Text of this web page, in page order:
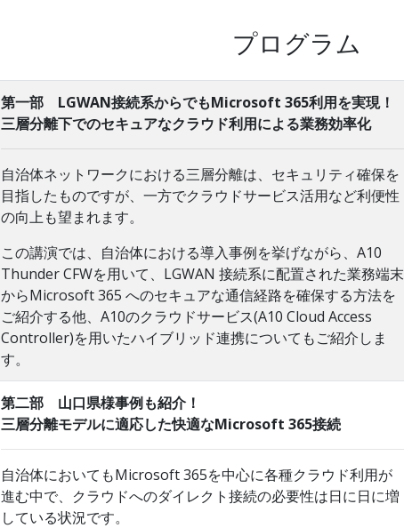
プログラム
第一部 LGWAN接続系からでもMicrosoft 365利用を実現！
三層分離下でのセキュアなクラウド利用による業務効率化
自治体ネットワークにおける三層分離は、セキュリティ確保を
目指したものですが、一方でクラウドサービス活用など利便性
の向上も望まれます。
この講演では、自治体における導入事例を挙げながら、A10
Thunder CFWを用いて、LGWAN 接続系に配置された業務端末
からMicrosoft 365 へのセキュアな通信経路を確保する方法を
ご紹介する他、A10のクラウドサービス(A10 Cloud Access
Controller)を用いたハイブリッド連携についてもご紹介しま
す。
第二部 山口県様事例も紹介！
三層分離モデルに適応した快適なMicrosoft 365接続
自治体においてもMicrosoft 365を中心に各種クラウド利用が
進む中で、クラウドへのダイレクト接続の必要性は日に日に増
している状況です。